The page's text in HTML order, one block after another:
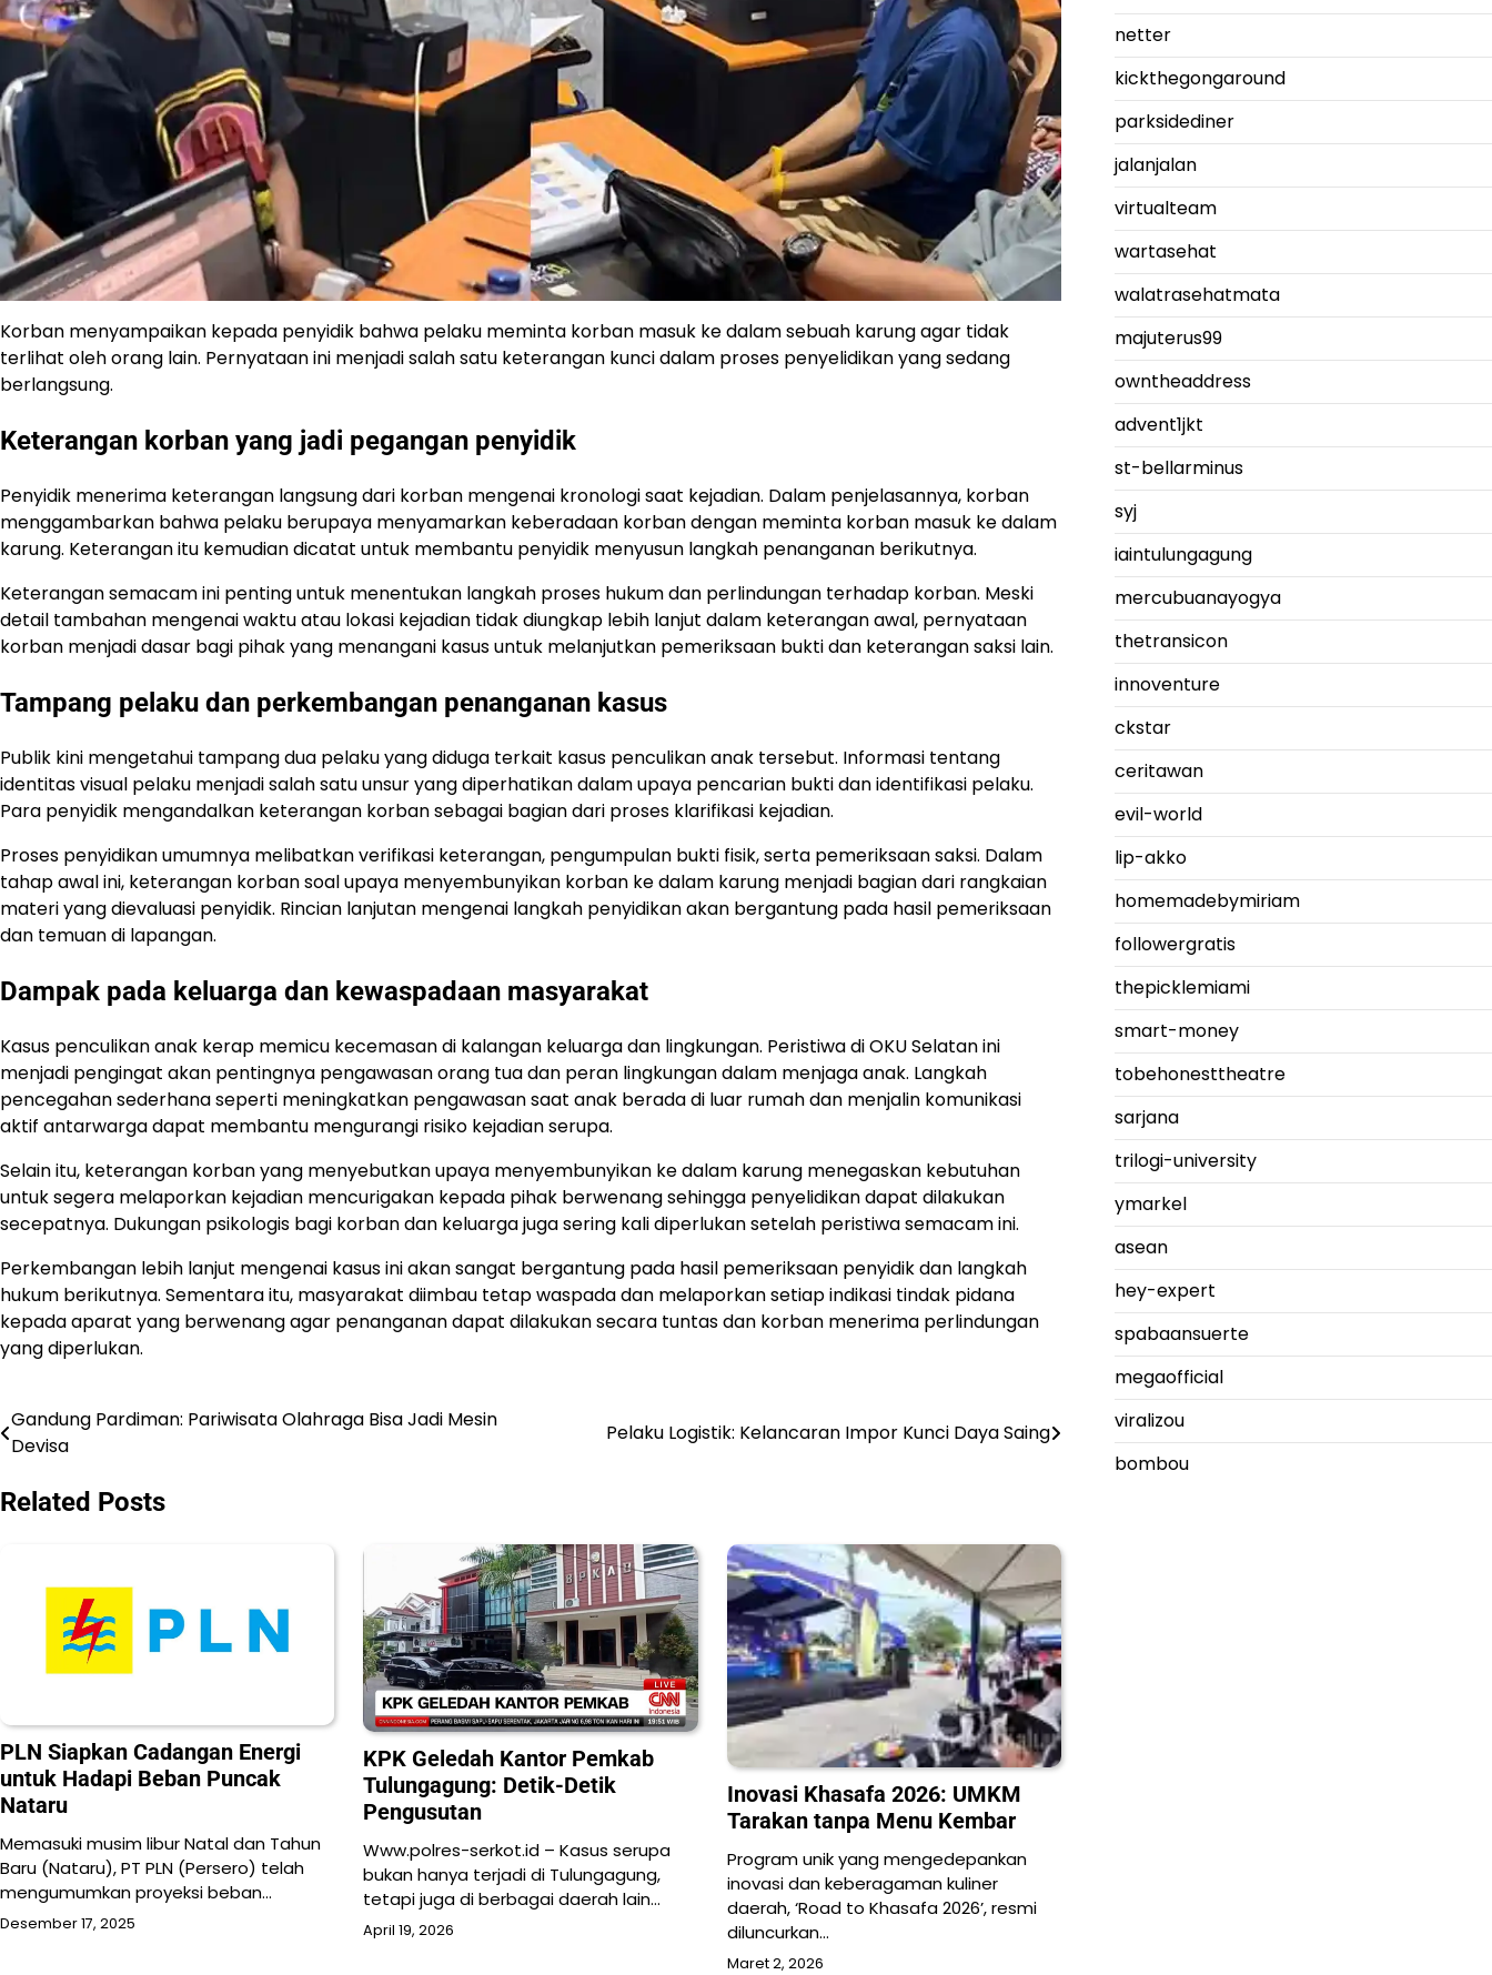
Korban menyampaikan kepada penyidik bahwa pelaku meminta korban masuk ke dalam sebuah karung agar tidak
terlihat oleh orang lain. Pernyataan ini menjadi salah satu keterangan kunci dalam proses penyelidikan yang sedang
berlangsung.
Keterangan korban yang jadi pegangan penyidik
Penyidik menerima keterangan langsung dari korban mengenai kronologi saat kejadian. Dalam penjelasannya, korban
menggambarkan bahwa pelaku berupaya menyamarkan keberadaan korban dengan meminta korban masuk ke dalam
karung. Keterangan itu kemudian dicatat untuk membantu penyidik menyusun langkah penanganan berikutnya.
Keterangan semacam ini penting untuk menentukan langkah proses hukum dan perlindungan terhadap korban. Meski
detail tambahan mengenai waktu atau lokasi kejadian tidak diungkap lebih lanjut dalam keterangan awal, pernyataan
korban menjadi dasar bagi pihak yang menangani kasus untuk melanjutkan pemeriksaan bukti dan keterangan saksi lain.
Tampang pelaku dan perkembangan penanganan kasus
Publik kini mengetahui tampang dua pelaku yang diduga terkait kasus penculikan anak tersebut. Informasi tentang
identitas visual pelaku menjadi salah satu unsur yang diperhatikan dalam upaya pencarian bukti dan identifikasi pelaku.
Para penyidik mengandalkan keterangan korban sebagai bagian dari proses klarifikasi kejadian.
Proses penyidikan umumnya melibatkan verifikasi keterangan, pengumpulan bukti fisik, serta pemeriksaan saksi. Dalam
tahap awal ini, keterangan korban soal upaya menyembunyikan korban ke dalam karung menjadi bagian dari rangkaian
materi yang dievaluasi penyidik. Rincian lanjutan mengenai langkah penyidikan akan bergantung pada hasil pemeriksaan
dan temuan di lapangan.
Dampak pada keluarga dan kewaspadaan masyarakat
Kasus penculikan anak kerap memicu kecemasan di kalangan keluarga dan lingkungan. Peristiwa di OKU Selatan ini
menjadi pengingat akan pentingnya pengawasan orang tua dan peran lingkungan dalam menjaga anak. Langkah
pencegahan sederhana seperti meningkatkan pengawasan saat anak berada di luar rumah dan menjalin komunikasi
aktif antarwarga dapat membantu mengurangi risiko kejadian serupa.
Selain itu, keterangan korban yang menyebutkan upaya menyembunyikan ke dalam karung menegaskan kebutuhan
untuk segera melaporkan kejadian mencurigakan kepada pihak berwenang sehingga penyelidikan dapat dilakukan
secepatnya. Dukungan psikologis bagi korban dan keluarga juga sering kali diperlukan setelah peristiwa semacam ini.
Perkembangan lebih lanjut mengenai kasus ini akan sangat bergantung pada hasil pemeriksaan penyidik dan langkah
hukum berikutnya. Sementara itu, masyarakat diimbau tetap waspada dan melaporkan setiap indikasi tindak pidana
kepada aparat yang berwenang agar penanganan dapat dilakukan secara tuntas dan korban menerima perlindungan
yang diperlukan.
Navigasi
Gandung Pardiman: Pariwisata Olahraga Bisa Jadi Mesin
Devisa
Pelaku Logistik: Kelancaran Impor Kunci Daya Saing
Related Posts
PLN Siapkan Cadangan Energi
untuk Hadapi Beban Puncak
Nataru
Memasuki musim libur Natal dan Tahun
Baru (Nataru), PT PLN (Persero) telah
mengumumkan proyeksi beban…
Desember 17, 2025
KPK Geledah Kantor Pemkab
Tulungagung: Detik-Detik
Pengusutan
Www.polres-serkot.id – Kasus serupa
bukan hanya terjadi di Tulungagung,
tetapi juga di berbagai daerah lain…
April 19, 2026
Inovasi Khasafa 2026: UMKM
Tarakan tanpa Menu Kembar
Program unik yang mengedepankan
inovasi dan keberagaman kuliner
daerah, ‘Road to Khasafa 2026’, resmi
diluncurkan…
Maret 2, 2026
netter
kickthegongaround
parksidediner
jalanjalan
virtualteam
wartasehat
walatrasehatmata
majuterus99
owntheaddress
advent1jkt
st-bellarminus
syj
iaintulungagung
mercubuanayogya
thetransicon
innoventure
ckstar
ceritawan
evil-world
lip-akko
homemadebymiriam
followergratis
thepicklemiami
smart-money
tobehonesttheatre
sarjana
trilogi-university
ymarkel
asean
hey-expert
spabaansuerte
megaofficial
viralizou
bombou